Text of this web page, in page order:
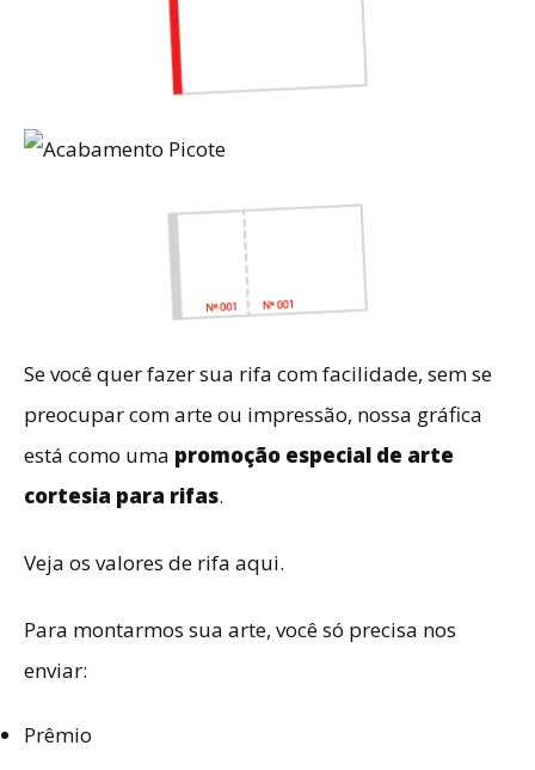
Se você quer fazer sua rifa com facilidade, sem se
preocupar com arte ou impressão, nossa gráfica
está como uma promoção especial de arte
cortesia para rifas.
Veja os valores de rifa aqui.
Para montarmos sua arte, você só precisa nos
enviar:
Prêmio